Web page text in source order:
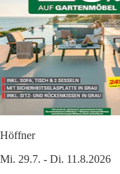
Höffner
Mi. 29.7. - Di. 11.8.2026